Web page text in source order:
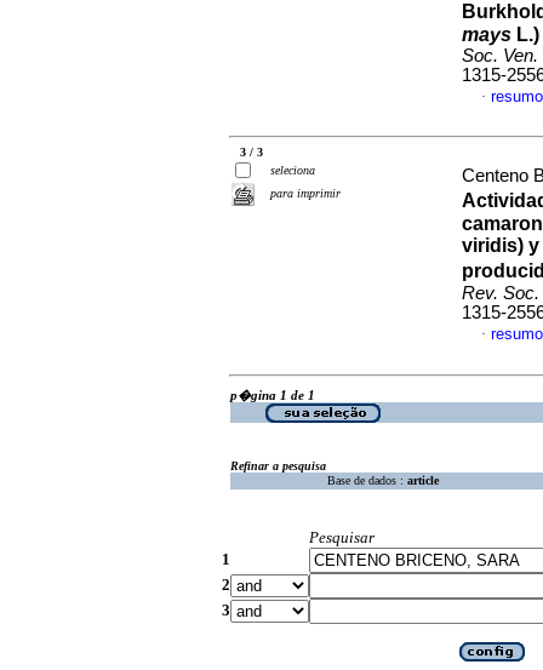
mays
Soc.
1315-
·
3 / 3
seleciona
para imprimir
Centeno
viridis) y
Rev.
1315-
·
p�gina 1 de 1
Refinar a pesquisa
Base de dados : article
Pesquisar
1
2
3